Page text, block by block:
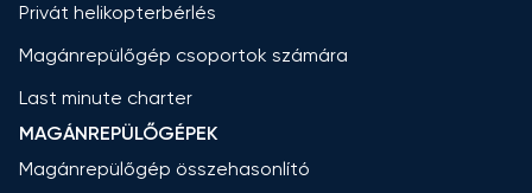
Privát helikopterbérlés
Magánrepülőgép csoportok számára
Last minute charter
MAGÁNREPÜLŐGÉPEK
Magánrepülőgép összehasonlító